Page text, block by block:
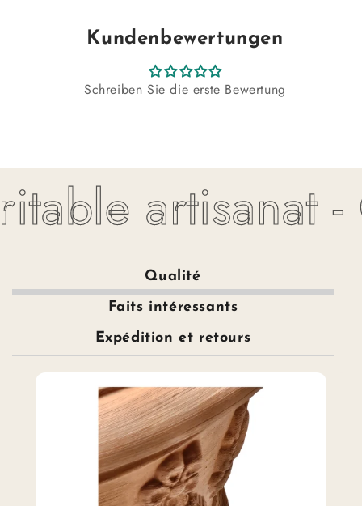
Kundenbewertungen
Schreiben Sie die erste Bewertung
artisanat -
Qualité
Faits intéressants
Expédition et retours